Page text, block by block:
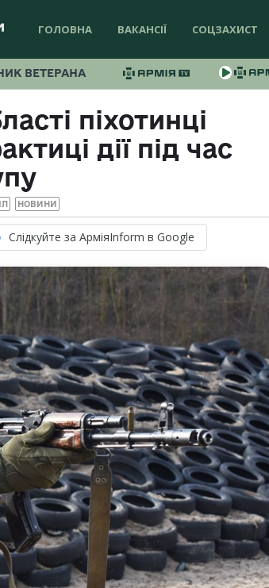
ГОЛОВНА ВАКАНСІЇ СОЦЗАХИСТ
ВЕТЕРАНА
піхотинці
дії під час
НОВИНИ
Слідкуйте за АрміяInform в Google